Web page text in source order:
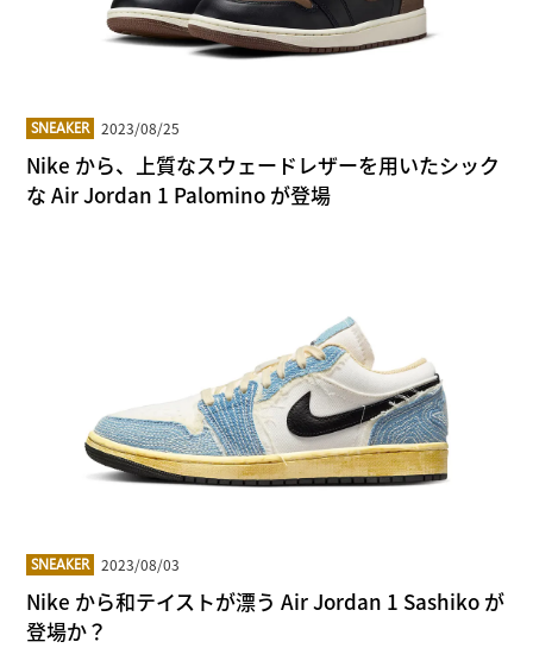
SNEAKER 2023/08/25
Nike から、上質なスウェードレザーを用いたシック
な Air Jordan 1 Palomino が登場
SNEAKER 2023/08/03
Nike から和テイストが漂う Air Jordan 1 Sashiko が
登場か？